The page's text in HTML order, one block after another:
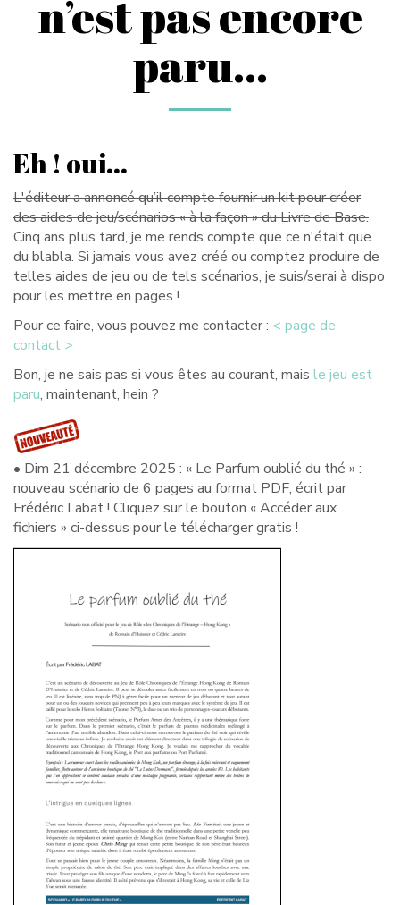
n’est pas encore
paru…
Eh ! oui…
L'éditeur a annoncé qu’il compte fournir un kit pour créer
des aides de jeu/scénarios « à la façon » du Livre de Base.
Cinq ans plus tard, je me rends compte que ce n'était que
du blabla. Si jamais vous avez créé ou comptez produire de
telles aides de jeu ou de tels scénarios, je suis/serai à dispo
pour les mettre en pages !
Pour ce faire, vous pouvez me contacter : < page de
contact >
Bon, je ne sais pas si vous êtes au courant, mais le jeu est
paru, maintenant, hein ?
• Dim 21 décembre 2025 : « Le Parfum oublié du thé » :
nouveau scénario de 6 pages au format PDF, écrit par
Frédéric Labat ! Cliquez sur le bouton « Accéder aux
fichiers » ci-dessus pour le télécharger gratis !